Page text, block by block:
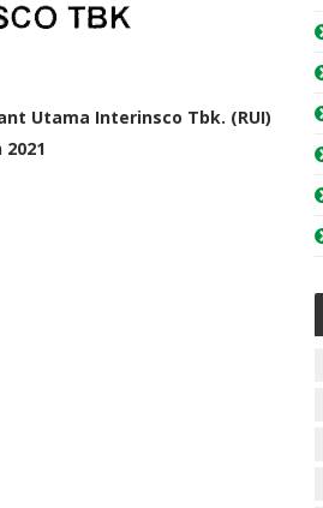
Utama Interinsco Tbk. (RUI)
2021